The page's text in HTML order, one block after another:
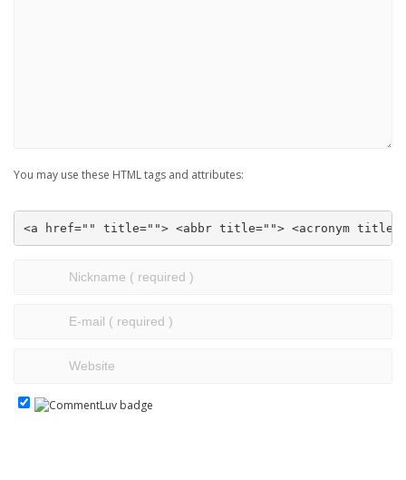
You may use these HTML tags and attributes:
<a href="" title=""> <abbr title=""> <acronym